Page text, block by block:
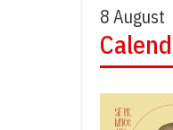
8 August